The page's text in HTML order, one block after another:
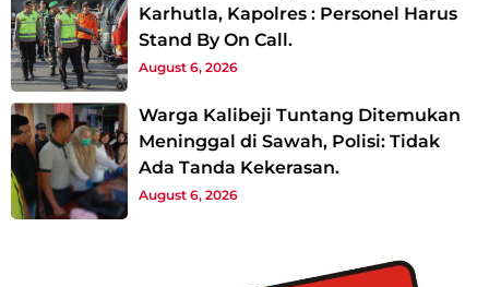
Karhutla, Kapolres : Personel Harus
Stand By On Call.
August 6, 2026
Warga Kalibeji Tuntang Ditemukan
Meninggal di Sawah, Polisi: Tidak
Ada Tanda Kekerasan.
August 6, 2026